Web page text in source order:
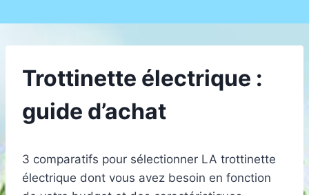
Trottinette électrique :
guide d’achat
3 comparatifs pour sélectionner LA trottinette
électrique dont vous avez besoin en fonction